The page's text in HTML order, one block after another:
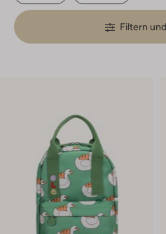
Filtern